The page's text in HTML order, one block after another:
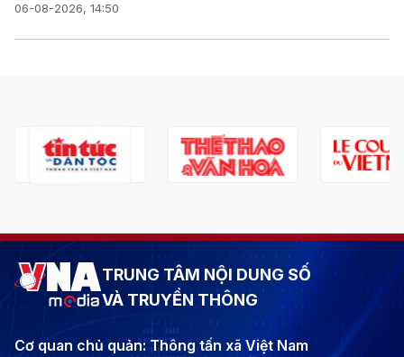
06-08-2026, 14:50
TRUNG TÂM NỘI DUNG SỐ
VÀ TRUYỀN THÔNG
Cơ quan chủ quản: Thông tấn xã Việt Nam